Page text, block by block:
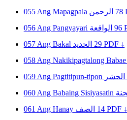
055 Ang Mapagpala الرحمن 78
056 Ang Pangyayari الواقعة 96
057 Ang Bakal الحديد 29 PDF ↓
058 Ang Nakikipagtalong Babae
059 Ang Pagtitipun-tipon الحشر
060 Ang Babaing Sisiyasatin
061 Ang Hanay الصف 14 PDF ↓